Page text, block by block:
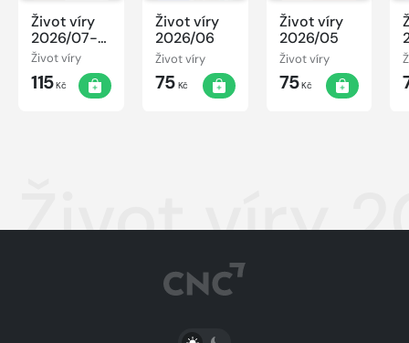
Život víry
2026/07-
08
Život víry
115Kč
Život víry
2026/06
Život víry
75Kč
Život víry
2026/05
Život víry
75Kč
Život víry
PŘEPNOUT SVĚTLÝ/TMAVÝ REŽIM